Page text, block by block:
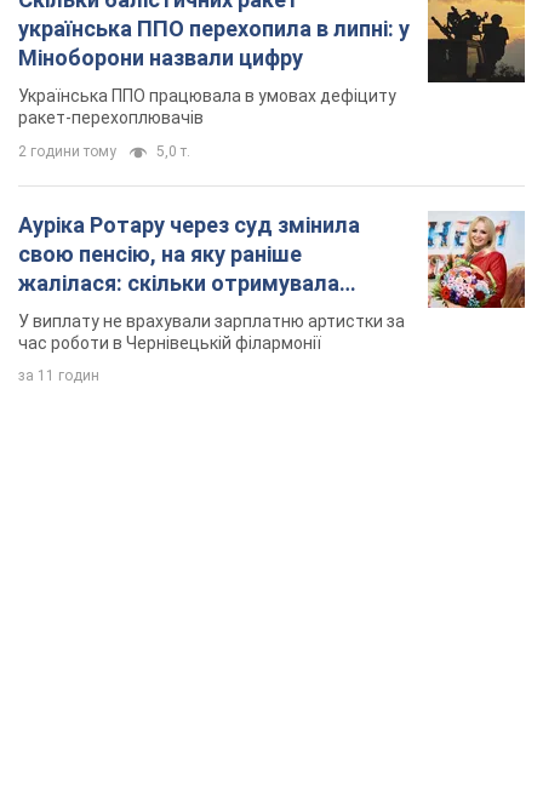
7.08.2026 00:29 11,5 т.
Скільки балістичних ракет
українська ППО перехопила в липні: у
Міноборони назвали цифру
Українська ППО працювала в умовах дефіциту
ракет-перехоплювачів
2 години тому 5,0 т.
Ауріка Ротару через суд змінила
свою пенсію, на яку раніше
жалілася: скільки отримувала